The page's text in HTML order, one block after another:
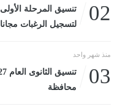
02
لتسجيل الرغبات مجانا
منذ شهر واحد
03
محافظة